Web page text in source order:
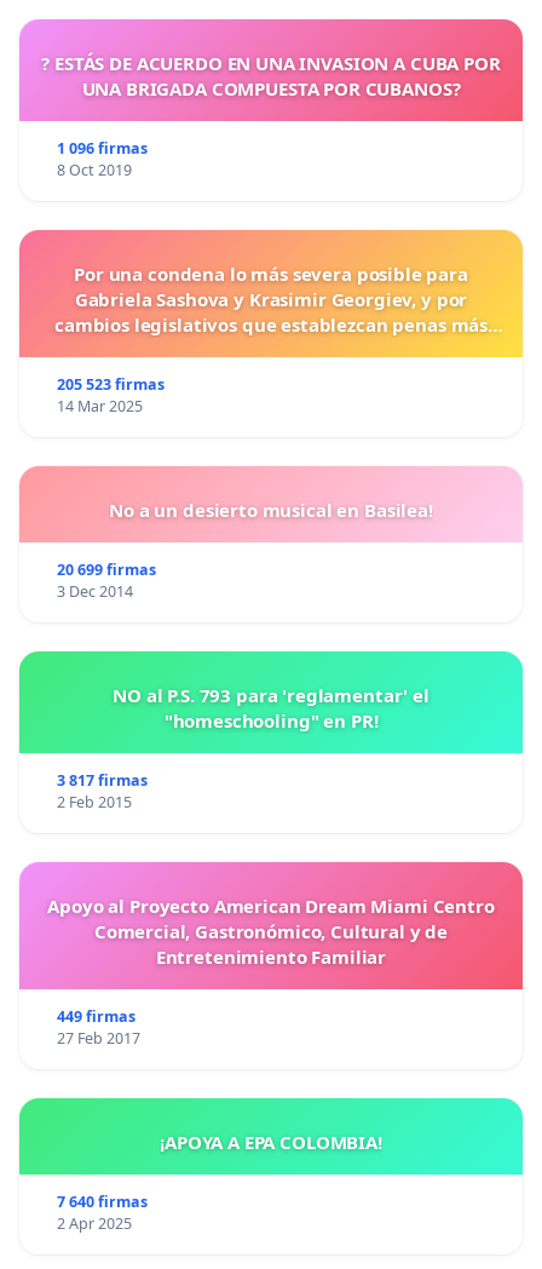
? ESTÁS DE ACUERDO EN UNA INVASION A CUBA POR
UNA BRIGADA COMPUESTA POR CUBANOS?
1 096 firmas
8 Oct 2019
Por una condena lo más severa posible para
Gabriela Sashova y Krasimir Georgiev, y por
cambios legislativos que establezcan penas más
205 523 firmas
14 Mar 2025
No a un desierto musical en Basilea!
20 699 firmas
3 Dec 2014
NO al P.S. 793 para 'reglamentar' el
"homeschooling" en PR!
3 817 firmas
2 Feb 2015
Apoyo al Proyecto American Dream Miami Centro
Comercial, Gastronómico, Cultural y de
Entretenimiento Familiar
449 firmas
27 Feb 2017
¡APOYA A EPA COLOMBIA!
7 640 firmas
2 Apr 2025